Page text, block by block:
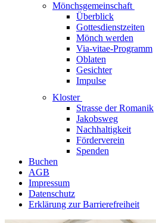
Mönchsgemeinschaft
Überblick
Gottesdienstzeiten
Mönch werden
Via-vitae-Programm
Oblaten
Gesichter
Impulse
Kloster
Strasse der Romanik
Jakobsweg
Nachhaltigkeit
Förderverein
Spenden
Buchen
AGB
Impressum
Datenschutz
Erklärung zur Barrierefreiheit